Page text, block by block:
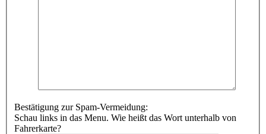
Bestätigung zur Spam-Vermeidung:
Schau links in das Menu. Wie heißt das Wort unterhalb von
Fahrerkarte?